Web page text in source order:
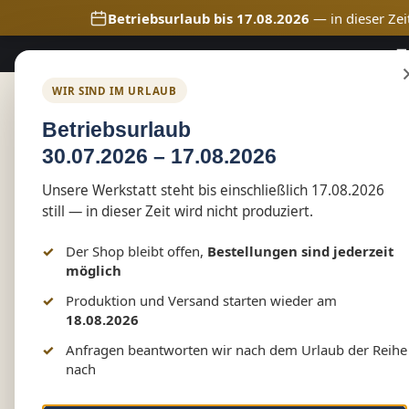
Hauptinhalt springen
Zur Suche springen
Zur Hauptnavigation springen
Betriebsurlaub bis 17.08.2026 — in dieser
WIR SIND IM URLAUB
Betriebsurlaub
30.07.2026 – 17.08.2026
Unsere Werkstatt steht bis einschließlich 17.08.2026
still — in dieser Zeit wird nicht produziert.
Der Shop bleibt offen, Bestellungen sind jederzeit
möglich
Produktion und Versand starten wieder am
18.08.2026
Anfragen beantworten wir nach dem Urlaub der Reihe
nach
🚚
Shop Vereinswelt Schützenzunft Tessin
Herren Poloshirt-/hemd